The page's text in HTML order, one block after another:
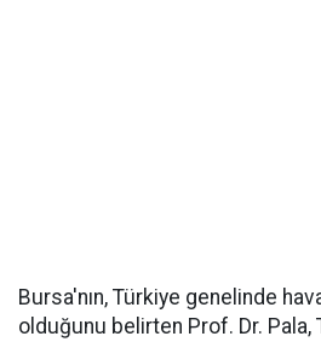
Bursa'nın, Türkiye genelinde
olduğunu belirten Prof. Dr. Pala,